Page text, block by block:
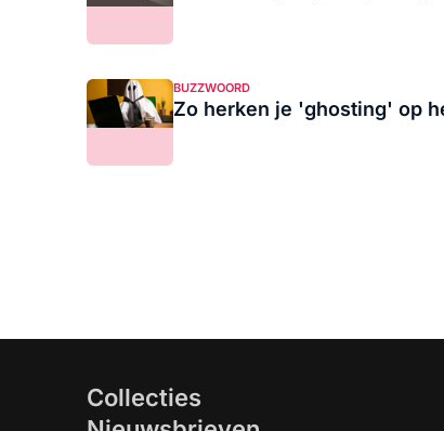
BUZZWOORD
Zo herken je 'ghosting' op
Collecties